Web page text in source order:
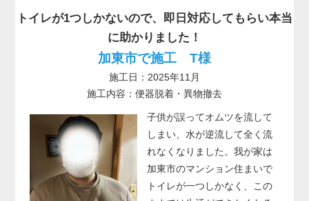
トイレが1つしかないので、即日対応してもらい本当
に助かりました！
加東市で施工 T様
施工日：2025年11月
施工内容：便器脱着・異物撤去
子供が誤ってオムツを流して
しまい、水が逆流して全く流
れなくなりました。我が家は
加東市のマンション住まいで
トイレが一つしかなく、この